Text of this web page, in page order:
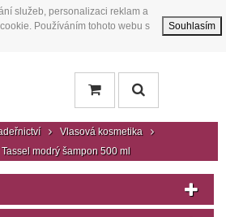
služeb, personalizaci reklam a
Používáním tohoto webu s
Souhlasím
Vlasová kosmetika
Tassel modrý šampon 500 ml